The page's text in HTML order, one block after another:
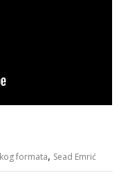
formata, Sead Emrić